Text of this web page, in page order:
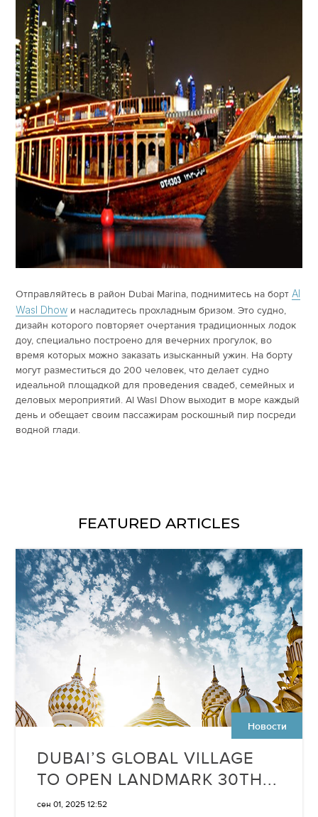
Отправляйтесь в район Dubai Marina, поднимитесь на борт Al
Wasl Dhowи насладитесь прохладным бризом. Это судно,
дизайн которого повторяет очертания традиционных лодок
доу, специально построено для вечерних прогулок, во
время которых можно заказать изысканный ужин. На борту
могут разместиться до 200 человек, что делает судно
идеальной площадкой для проведения свадеб, семейных и
деловых мероприятий. Al Wasl Dhow выходит в море каждый
день и обещает своим пассажирам роскошный пир посреди
водной глади.
FEATURED ARTICLES
Новости
DUBAI’S GLOBAL VILLAGE
TO OPEN LANDMARK 30TH...
сен 01, 2025 12:52